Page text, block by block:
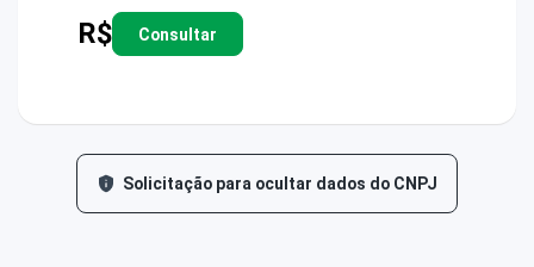
R$ Consultar
Solicitação para ocultar dados do CNPJ